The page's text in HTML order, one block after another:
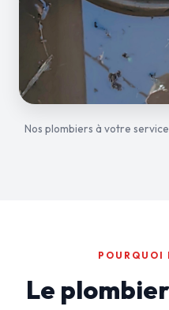
Nos plombiers à votre
POURQUOI
Le